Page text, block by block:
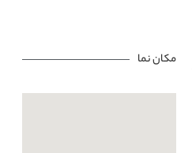
مکان نما